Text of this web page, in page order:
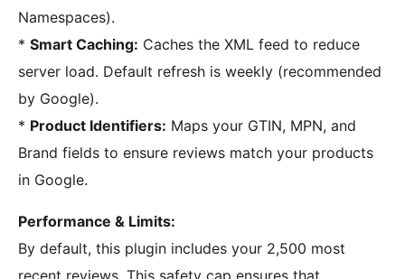
Namespaces).
* Smart Caching: Caches the XML feed to reduce
server load. Default refresh is weekly (recommended
by Google).
* Product Identifiers: Maps your GTIN, MPN, and
Brand fields to ensure reviews match your products
in Google.
Performance & Limits:
By default, this plugin includes your 2,500 most
recent reviews. This safety cap ensures that